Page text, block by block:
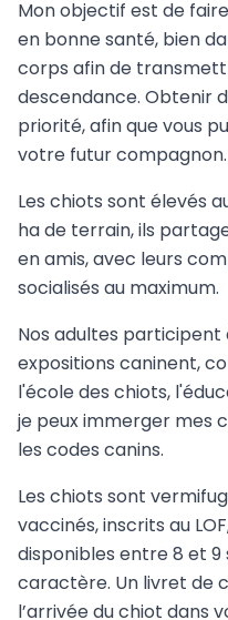
Mon objectif est de
en bonne santé, bien
corps afin de
descendance. Obtenir
priorité, afin que vous
votre futur compagnon.
Les chiots sont élevés
ha de terrain, ils
en amis, avec leurs
socialisés au maximum.
Nos adultes
expositions caninent,
l'école des chiots,
je peux immerger mes
les codes canins.
Les chiots sont
vaccinés, inscrits au
disponibles entre 8 et 9
caractère. Un livret de
l’arrivée du chiot dans